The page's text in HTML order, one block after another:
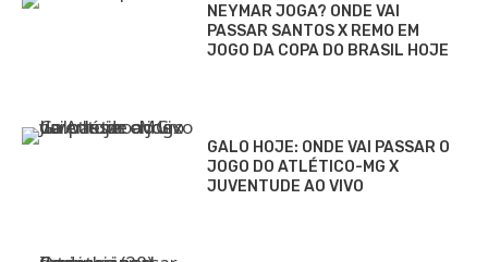
NEYMAR JOGA? ONDE VAI
PASSAR SANTOS X REMO EM
JOGO DA COPA DO BRASIL HOJE
GALO HOJE: ONDE VAI PASSAR O
JOGO DO ATLÉTICO-MG X
JUVENTUDE AO VIVO